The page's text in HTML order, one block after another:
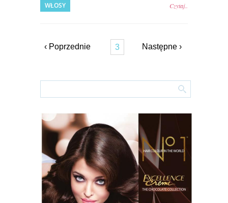
WŁOSY Czytaj..
‹ Poprzednie 3 Następne ›